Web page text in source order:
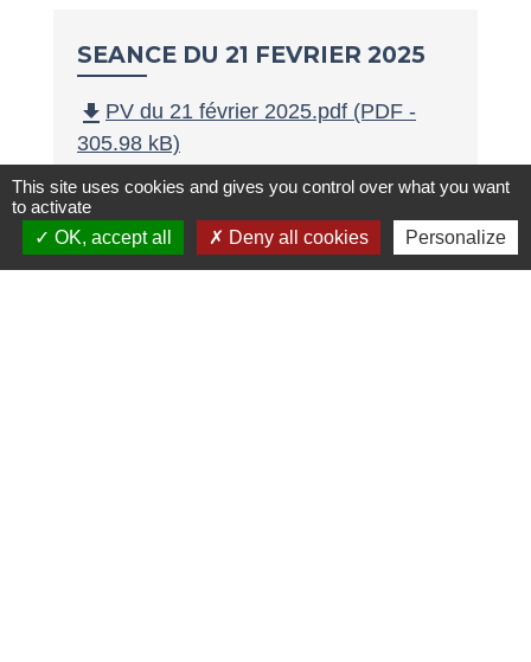
SEANCE DU 21 FEVRIER 2025
file_download PV du 21 février 2025.pdf (PDF -
305.98 kB)
2025.pdf (PDF - 37.66 kB)
This site uses cookies and gives you control over what you want
to activate
OK, accept all
Deny all cookies Personalize